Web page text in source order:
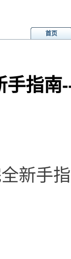
首页
指南
新手